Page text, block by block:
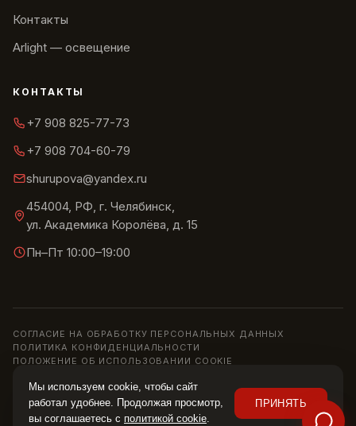
Контакты
Arlight — освещение
КОНТАКТЫ
+7 908 825-77-73
+7 908 704-60-79
shurupova@yandex.ru
454004, РФ, г. Челябинск,
ул. Академика Королёва, д. 15
Пн–Пт 10:00–19:00
СОГЛАСИЕ НА ОБРАБОТКУ ПЕРСОНАЛЬНЫХ ДАННЫХ
ПОЛИТИКА КОНФИДЕНЦИАЛЬНОСТИ
ПОЛОЖЕНИЕ ОБ ИСПОЛЬЗОВАНИИ COOKIE
Информация на сайте носит справочный характер и не является
публичной офертой (ст. 437 ГК РФ). Цены, наличие и характеристики
Мы используем cookie, чтобы сайт
работал удобнее. Продолжая просмотр,
вы соглашаетесь с политикой cookie.
ПРИНЯТЬ